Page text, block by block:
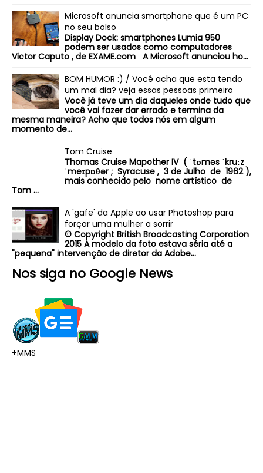
Microsoft anuncia smartphone que é um PC
no seu bolso
Display Dock: smartphones Lumia 950
podem ser usados como computadores
Victor Caputo , de EXAME.com A Microsoft anunciou ho...
BOM HUMOR :) / Você acha que esta tendo
um mal dia? veja essas pessoas primeiro
Você já teve um dia daqueles onde tudo que
você vai fazer dar errado e termina da
mesma maneira? Acho que todos nós em algum
momento de...
Tom Cruise
Thomas Cruise Mapother IV ( ˈtɒməs ˈkruːz
ˈmeɪpɒθər ; Syracuse , 3 de Julho de 1962 ),
mais conhecido pelo nome artístico de
Tom ...
A 'gafe' da Apple ao usar Photoshop para
forçar uma mulher a sorrir
© Copyright British Broadcasting Corporation
2015 A modelo da foto estava séria até a
"pequena" intervenção de diretor da Adobe...
Nos siga no Google News
+MMS